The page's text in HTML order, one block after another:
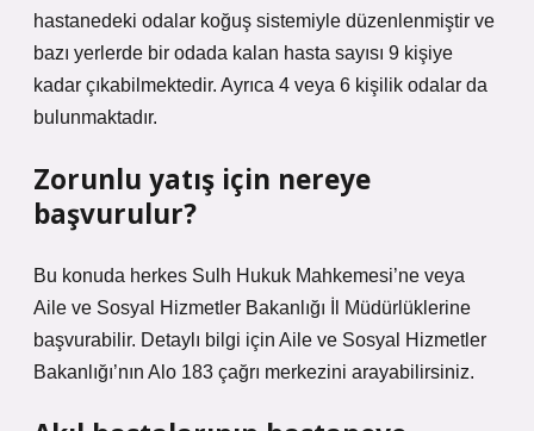
hastanedeki odalar koğuş sistemiyle düzenlenmiştir ve
bazı yerlerde bir odada kalan hasta sayısı 9 kişiye
kadar çıkabilmektedir. Ayrıca 4 veya 6 kişilik odalar da
bulunmaktadır.
Zorunlu yatış için nereye
başvurulur?
Bu konuda herkes Sulh Hukuk Mahkemesi’ne veya
Aile ve Sosyal Hizmetler Bakanlığı İl Müdürlüklerine
başvurabilir. Detaylı bilgi için Aile ve Sosyal Hizmetler
Bakanlığı’nın Alo 183 çağrı merkezini arayabilirsiniz.